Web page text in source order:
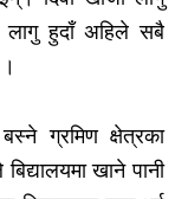
लागु हुदाँ अहिले सबै
ग्रमिण क्षेत्रका
खाने पानी